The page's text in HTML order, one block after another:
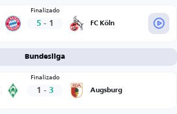
Finalizado
5 - 1 FC Köln
Bundesliga
Finalizado
1 - 3 Augsburg